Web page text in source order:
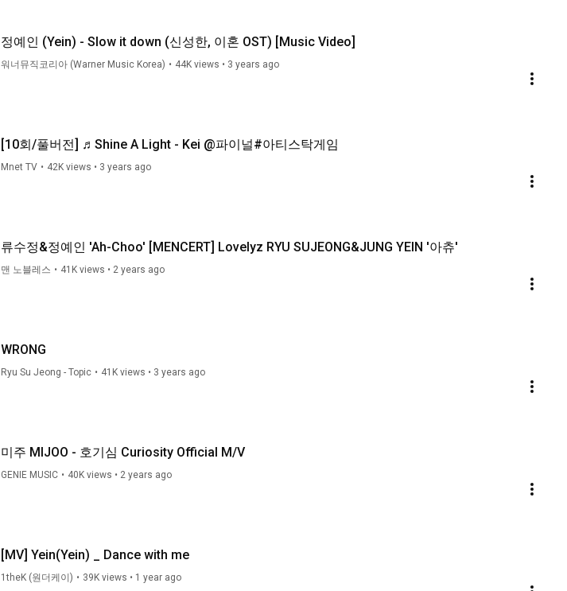
정예인 (Yein) - Slow it down (신성한, 이혼 OST) [Music Video]
워너뮤직코리아 (Warner Music Korea) • 44K views • 3 years ago
[10회/풀버전] ♬Shine A Light - Kei @파이널#아티스탁게임
Mnet TV • 42K views • 3 years ago
류수정&정예인 'Ah-Choo' [MENCERT] Lovelyz RYU SUJEONG&JUNG YEIN '아츄'
맨 노블레스 • 41K views • 2 years ago
WRONG
Ryu Su Jeong - Topic • 41K views • 3 years ago
미주 MIJOO - 호기심 Curiosity Official M/V
GENIE MUSIC • 40K views • 2 years ago
[MV] Yein(Yein) _ Dance with me
1theK (원더케이) • 39K views • 1 year ago